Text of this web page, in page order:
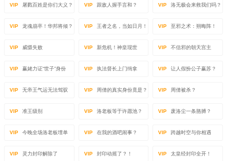
VIP 屠戮百姓是你们大义？ VIP 跟敌人握手言和？ VIP 洛无极会来救我们吗？
VIP 龙魂崩卒！华邦将倾？ VIP 王者之名，当如日月！ VIP 至邪之术：朔晦阵！
VIP 威慑失败 VIP 新危机！神皇现世 VIP 不信邪的朝天宫主
VIP 赢姥力证“世子”身份 VIP 执法督长上门缉拿 VIP 让人假扮公子赢苏？
VIP 无帝王气运无法驾驭 VIP 周倩的真实身份竟是？ VIP 周倩被杀？
VIP 准王级别 VIP 洛老板等于许愿池？ VIP 废洛尘一条胳膊？
VIP 今晚全场洛老板埋单 VIP 在我的酒吧闹事？ VIP 跨越时空与你相遇
VIP 灵力封印解除了 VIP 封印动摇了？！ VIP 太皇经封印全开！